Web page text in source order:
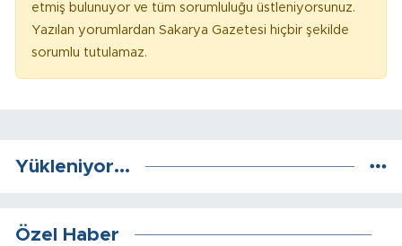
etmiş bulunuyor ve tüm sorumluluğu üstleniyorsunuz.
Yazılan yorumlardan Sakarya Gazetesi hiçbir şekilde
sorumlu tutulamaz.
Yükleniyor...
Özel Haber